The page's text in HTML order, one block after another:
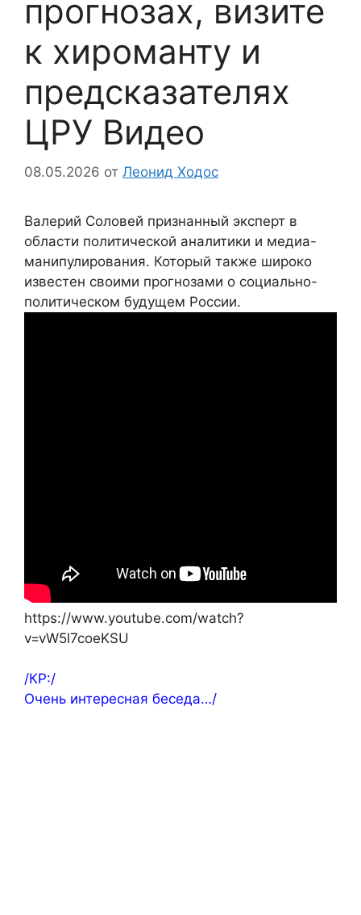
прогнозах, визите
к хироманту и
предсказателях
ЦРУ Видео
08.05.2026 от Леонид Ходос
Валерий Соловей признанный эксперт в
области политической аналитики и медиа-
манипулирования. Который также широко
известен своими прогнозами о социально-
политическом будущем России.
https://www.youtube.com/watch?
v=vW5l7coeKSU
/КР:/
Очень интересная беседа…/